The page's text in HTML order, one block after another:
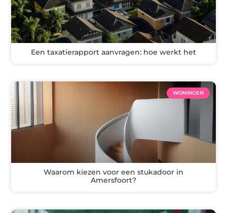
Een taxatierapport aanvragen: hoe werkt het
WONINGEN
Waarom kiezen voor een stukadoor in
Amersfoort?